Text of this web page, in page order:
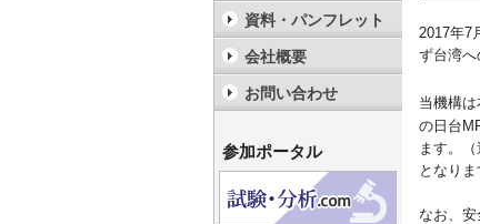
2017年7
ず台湾へ
当機構
の日台
ます。
となりま
なお、
資料・パンフレット
会社概要
お問い合わせ
参加ポータル